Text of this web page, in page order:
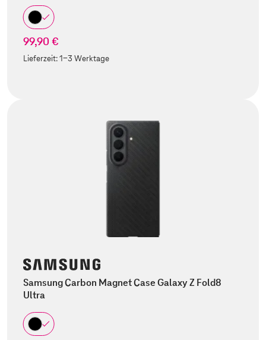
99,90 €
Lieferzeit:1-3 Werktage
Samsung Carbon Magnet Case Galaxy Z Fold8
Ultra